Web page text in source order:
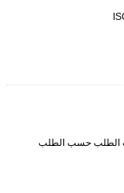
الطلب حسب الطلب